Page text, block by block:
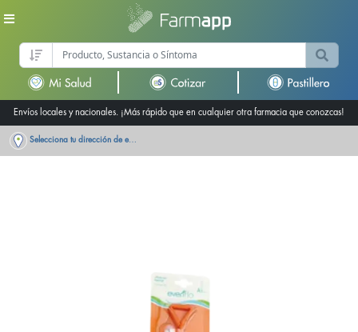
Envíos locales y nacionales. ¡Más rápido que en cualquier otra farmacia que conozcas!
Selecciona tu dirección de entrega